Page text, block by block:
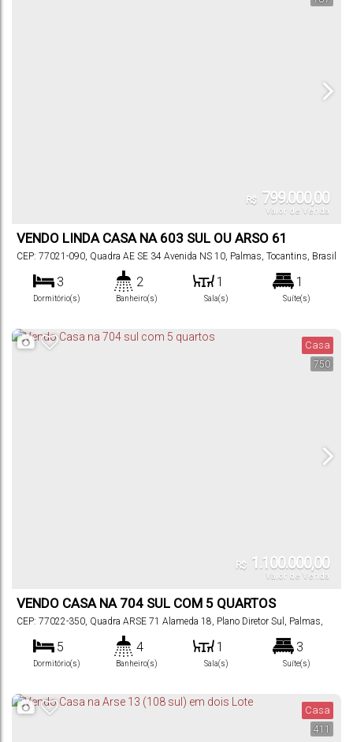
R$ 799.000,00
Valor de Venda
VENDO LINDA CASA NA 603 SUL OU ARSO 61
CEP: 77021-090, Quadra AE SE 34 Avenida NS 10, Palmas, Tocantins, Brasil
3
Dormitório(s)
2
Banheiro(s)
1
Sala(s)
1
Suíte(s)
Vaga(s) Útil: Terreno:
750
Casa
R$ 1.100.000,00
Valor de Venda
VENDO CASA NA 704 SUL COM 5 QUARTOS
CEP: 77022-350, Quadra ARSE 71 Alameda 18, Plano Diretor Sul , Palmas,
5
Dormitório(s)
4
Banheiro(s)
1
Sala(s)
3
Suíte(s)
Total: Vaga(s) Terreno:
411
Casa